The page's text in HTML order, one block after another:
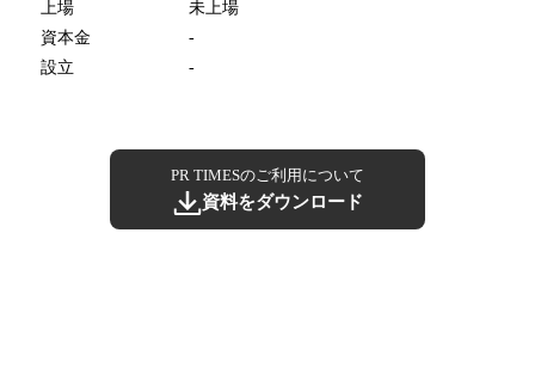
上場
未上場
資本金
-
設立
-
PR TIMESのご利用について
資料をダウンロード